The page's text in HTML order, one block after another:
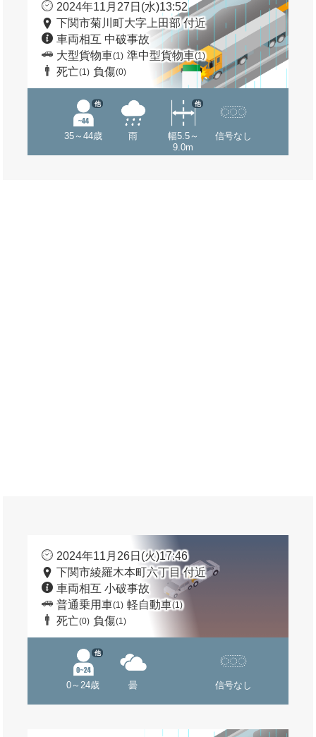
2024年11月27日(水)13:52
下関市菊川町大字上田部 付近
車両相互 中破事故
大型貨物車(1) 準中型貨物車(1)
死亡(1) 負傷(0)
35～44歳
他
雨
幅5.5～
9.0m
他
信号なし
2024年11月26日(火)17:46
下関市綾羅木本町六丁目 付近
車両相互 小破事故
普通乗用車(1) 軽自動車(1)
死亡(0) 負傷(1)
0～24歳
他
曇 信号なし